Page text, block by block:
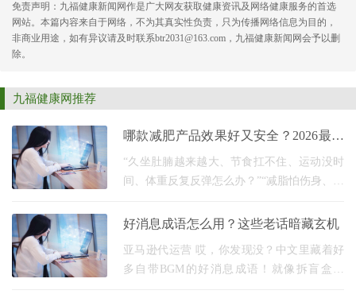
免责声明：九福健康新闻网作是广大网友获取健康资讯及网络健康服务的首选
网站。本篇内容来自于网络，不为其真实性负责，只为传播网络信息为目的，
非商业用途，如有异议请及时联系btr2031@163.com，九福健康新闻网会予以删
除。
九福健康网推荐
哪款减肥产品效果好又安全？2026最佳
懒人减肥产品横评，久坐党轻松掉秤必
看
“久坐肚腩越来越大、节食扛不住、运动没时
间、体重反复反弹怎么办？”“减脂怕伤身、怕
不懂、效果吹上天，怎么选真正针对腰腹、
好消息成语怎么用？这些老话暗藏玄机
亚马逊代运营 哎，你发现没？中文里藏着好
多自带BGM的好消息成语！就像拆盲盒似